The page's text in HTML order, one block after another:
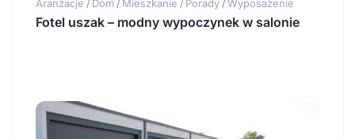
Aranżacje / Dom / Mieszkanie / Porady / Wyposażenie
Fotel uszak – modny wypoczynek w salonie